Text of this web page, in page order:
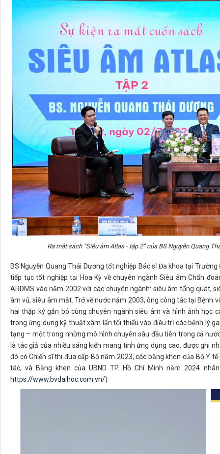
Ra mắt sách “Siêu âm Atlas - tập 2” của BS Nguyễn Quang
BS Nguyễn Quang Thái Dương tốt nghiệp Bác sĩ Đa khoa tại
tiếp tục tốt nghiệp tại Hoa Kỳ về chuyên ngành Siêu âm Chẩn
ARDMS vào năm 2002 với các chuyên ngành: siêu âm tổng quát,
âm vú, siêu âm mắt. Trở về nước năm 2003, ông công tác tại Bệnh
hai thập kỷ gắn bó cùng chuyên ngành siêu âm và hình ảnh học
trong ứng dụng kỹ thuật xâm lấn tối thiểu vào điều trị các bệnh lý
tạng – một trong những mô hình chuyên sâu đầu tiên trong cả
là tác giả của nhiều sáng kiến mang tính ứng dụng cao, được ghi
đó có Chiến sĩ thi đua cấp Bộ năm 2023, các bằng khen của Bộ Y
tác, và Bằng khen của UBND TP. Hồ Chí Minh năm 2024
https://www.bvdaihoc.com.vn/)